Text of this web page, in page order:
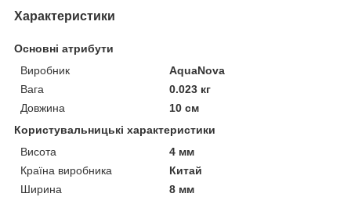
Характеристики
Основні атрибути
Виробник
AquaNova
Вага
0.023 кг
Довжина
10 см
Користувальницькі характеристики
Висота
4 мм
Країна виробника
Китай
Ширина
8 мм